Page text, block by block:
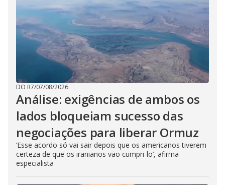
DO R7/07/08/2026
Análise: exigências de ambos os
lados bloqueiam sucesso das
negociações para liberar Ormuz
‘Esse acordo só vai sair depois que os americanos tiverem
certeza de que os iranianos vão cumpri-lo’, afirma
especialista